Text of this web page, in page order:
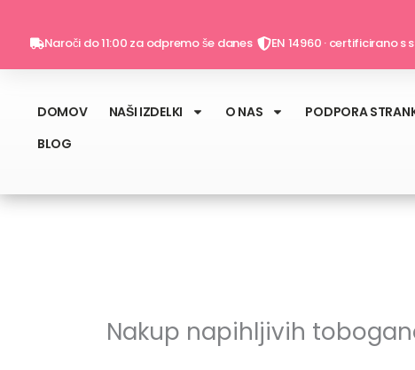
contentNaroči do 11:00 za odpremo še danes EN 14960 · certificirano s
DOMOV NAŠI IZDELKI O NAS
PODPORA
BLOG
Nakup napihljivih